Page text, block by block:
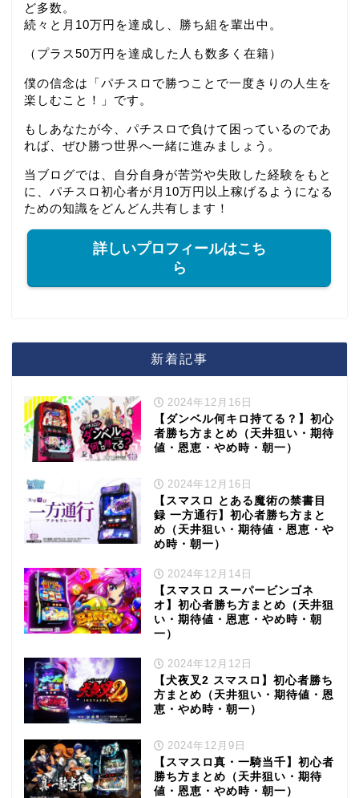
ど多数。
続々と月10万円を達成し、勝ち組を輩出中。
（プラス50万円を達成した人も数多く在籍）
僕の信念は「パチスロで勝つことで一度きりの人生を
楽しむこと！」です。
もしあなたが今、パチスロで負けて困っているのであ
れば、ぜひ勝つ世界へ一緒に進みましょう。
当ブログでは、自分自身が苦労や失敗した経験をもと
に、パチスロ初心者が月10万円以上稼げるようになる
ための知識をどんどん共有します！
詳しいプロフィールはこち
ら
新着記事
2024年12月16日
【ダンベル何キロ持てる？】初心
者勝ち方まとめ（天井狙い・期待
値・恩恵・やめ時・朝一）
2024年12月16日
【スマスロ とある魔術の禁書目
録 一方通行】初心者勝ち方まと
め（天井狙い・期待値・恩恵・や
め時・朝一）
2024年12月14日
【スマスロ スーパービンゴネ
オ】初心者勝ち方まとめ（天井狙
い・期待値・恩恵・やめ時・朝
一）
2024年12月12日
【犬夜叉2 スマスロ】初心者勝ち
方まとめ（天井狙い・期待値・恩
恵・やめ時・朝一）
2024年12月9日
【スマスロ真・一騎当千】初心者
勝ち方まとめ（天井狙い・期待
値・恩恵・やめ時・朝一）